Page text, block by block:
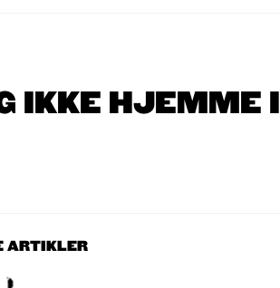
IKKE HJEMME I
ARTIKLER